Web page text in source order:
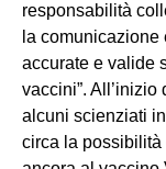
responsabilità
la
accurate e valide
vaccini”.
alcuni scienziati
circa la